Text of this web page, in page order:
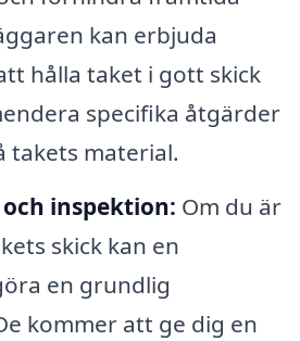
kan erbjuda
hålla taket i gott skick
specifika åtgärder
takets material.
inspektion: Om du är
skick kan en
en grundlig
kommer att ge dig en